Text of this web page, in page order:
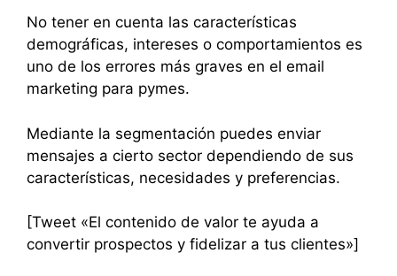
No tener en cuenta las características
demográficas, intereses o comportamientos es
uno de los errores más graves en el email
marketing para pymes.
Mediante la segmentación puedes enviar
mensajes a cierto sector dependiendo de sus
características, necesidades y preferencias.
[Tweet «El contenido de valor te ayuda a
convertir prospectos y fidelizar a tus clientes»]